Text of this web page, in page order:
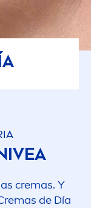
cremas. Y
de Día